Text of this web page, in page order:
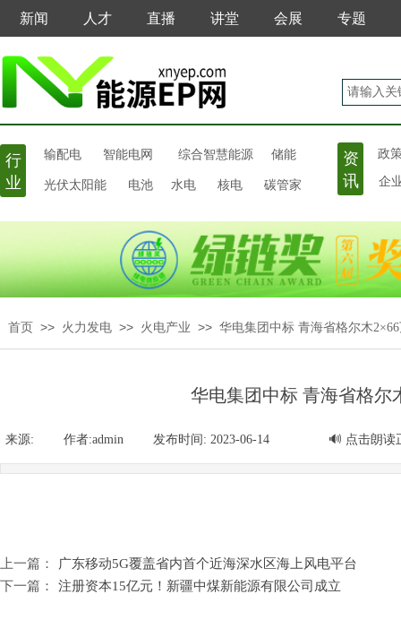
新闻 人才 直播 讲堂 会展 专题
政
光伏太阳能 电池 水电 核电 碳管家
输配电 智能电网 综合智慧能源 储能
资
讯
行
业
企
首页 >> 火力发电 >> 火电产业 >> 华电集团中标 青海省格尔木
华电集团中标 青海省格尔
来源: 作者:admin 发布时间: 2023-06-14 🔊 点击朗读
上一篇：
广东移动5G覆盖省内首个近海深水区海上风电平台
下一篇：
注册资本15亿元！新疆中煤新能源有限公司成立
新闻 人才 直播 讲堂